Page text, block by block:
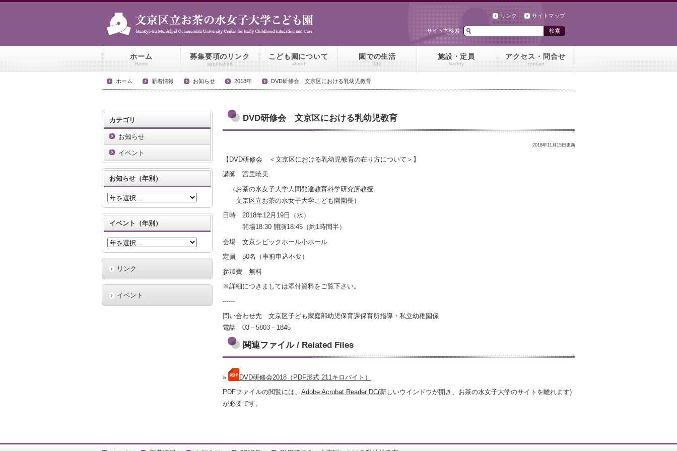
リンク サイトマップ
サイト内検索
ホーム
Home
募集要項のリンク
application
こども園について
about
園での生活
life
施設・定員
facility
アクセス・問合せ
contact
新着情報
ホーム 新着情報 お知らせ 2018年 DVD研修会 文京区における乳幼児教育
DVD研修会 文京区における乳幼児教育
2018年11月15日更新
【DVD研修会 ＜文京区における乳幼児教育の在り方について＞】
講師 宮里暁美
（お茶の水女子大学人間発達教育科学研究所教授
文京区立お茶の水女子大学こども園園長）
日時 2018年12月19日（水）
開場18:30 開演18:45（約1時間半）
会場 文京シビックホール小ホール
定員 50名（事前申込不要）
参加費 無料
※詳細につきましては添付資料をご覧下さい。
------
問い合わせ先 文京区子ども家庭部幼児保育課保育所指導・私立幼稚園係
電話 03－5803－1845
関連ファイル / Related Files
»
DVD研修会2018（PDF形式 211キロバイト）
PDFファイルの閲覧には、 Adobe Acrobat Reader DC(新しいウインドウが開き、お茶の水女子大学のサイトを離れます)
が必要です。
カテゴリ
お知らせ
イベント
お知らせ（年別）
イベント（年別）
リンク
イベント